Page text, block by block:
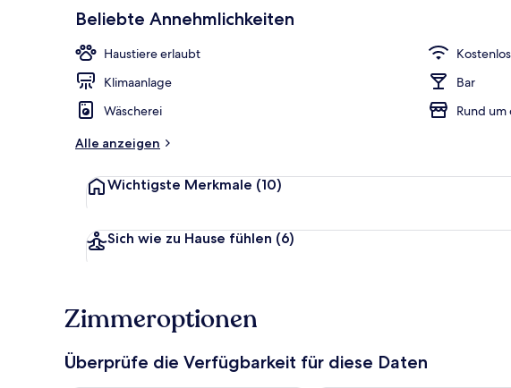
Beliebte Annehmlichkeiten
Haustiere erlaubt
Klimaanlage
Bar
Wäscherei
Rund
Alle anzeigen
Wichtigste Merkmale (10)
Sich wie zu Hause fühlen (6)
Zimmeroptionen
Überprüfe die Verfügbarkeit für diese Daten